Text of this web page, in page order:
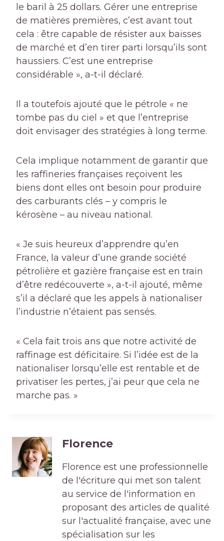
le baril à 25 dollars. Gérer une entreprise
de matières premières, c’est avant tout
cela : être capable de résister aux baisses
de marché et d’en tirer parti lorsqu’ils sont
haussiers. C’est une entreprise
considérable », a-t-il déclaré.
Il a toutefois ajouté que le pétrole « ne
tombe pas du ciel » et que l’entreprise
doit envisager des stratégies à long terme.
Cela implique notamment de garantir que
les raffineries françaises reçoivent les
biens dont elles ont besoin pour produire
des carburants clés – y compris le
kérosène – au niveau national.
« Je suis heureux d’apprendre qu’en
France, la valeur d’une grande société
pétrolière et gazière française est en train
d’être redécouverte », a-t-il ajouté, même
s’il a déclaré que les appels à nationaliser
l’industrie n’étaient pas sensés.
« Cela fait trois ans que notre activité de
raffinage est déficitaire. Si l’idée est de la
nationaliser lorsqu’elle est rentable et de
privatiser les pertes, j’ai peur que cela ne
marche pas. »
Florence
Florence est une professionnelle
de l'écriture qui met son talent
au service de l'information en
proposant des articles de qualité
sur l'actualité française, avec une
spécialisation sur les